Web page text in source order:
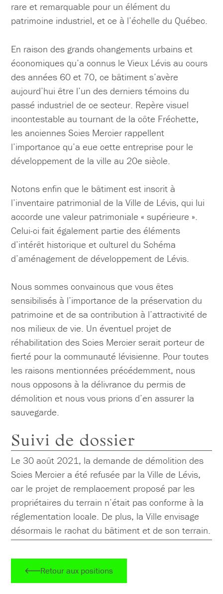
rare et remarquable pour un élément du
patrimoine industriel, et ce à l’échelle du Québec.
En raison des grands changements urbains et
économiques qu’a connus le Vieux Lévis au cours
des années 60 et 70, ce bâtiment s’avère
aujourd’hui être l’un des derniers témoins du
passé industriel de ce secteur. Repère visuel
incontestable au tournant de la côte Fréchette,
les anciennes Scies Mercier rappellent
l’importance qu’a eue cette entreprise pour le
développement de la ville au 20e siècle.
Notons enfin que le bâtiment est inscrit à
l’inventaire patrimonial de la Ville de Lévis, qui lui
accorde une valeur patrimoniale « supérieure ».
Celui-ci fait également partie des éléments
d’intérêt historique et culturel du Schéma
d’aménagement de développement de Lévis.
Nous sommes convaincus que vous êtes
sensibilisés à l’importance de la préservation du
patrimoine et de sa contribution à l’attractivité de
nos milieux de vie. Un éventuel projet de
réhabilitation des Scies Mercier serait porteur de
fierté pour la communauté lévisienne. Pour toutes
les raisons mentionnées précédemment, nous
nous opposons à la délivrance du permis de
démolition et nous vous prions d’en assurer la
sauvegarde.
Suivi de dossier
Le 30 août 2021, la demande de démolition des
Scies Mercier a été refusée par la Ville de Lévis,
car le projet de remplacement proposé par les
propriétaires du terrain n’était pas conforme à la
réglementation locale. De plus, la Ville envisage
désormais le rachat du bâtiment et de son terrain.
Retour aux positions